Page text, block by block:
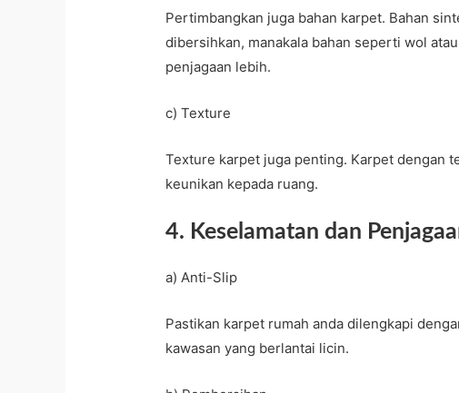
Pertimbangkan juga bahan karpet. Bahan
dibersihkan, manakala bahan seperti wol
penjagaan lebih.
c) Texture
Texture karpet juga penting. Karpet dengan
keunikan kepada ruang.
4. Keselamatan dan
a) Anti-Slip
Pastikan karpet rumah anda dilengkapi
kawasan yang berlantai licin.